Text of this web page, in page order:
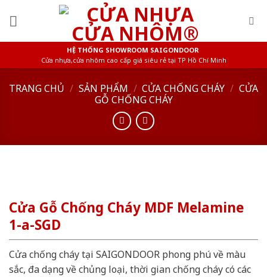
HỆ THỐNG SHOWROOM SAIGONDOOR
Cửa nhựa,cửa nhôm cao cấp giá siêu rẻ tại TP Hồ Chí Minh
TRANG CHỦ / SẢN PHẨM / CỬA CHỐNG CHÁY / CỬA
GỖ CHỐNG CHÁY
Cửa Gỗ Chống Cháy MDF Melamine
1-a-SGD
Cửa chống cháy tại SAIGONDOOR phong phú về màu
sắc, đa dạng về chủng loại, thời gian chống cháy có các